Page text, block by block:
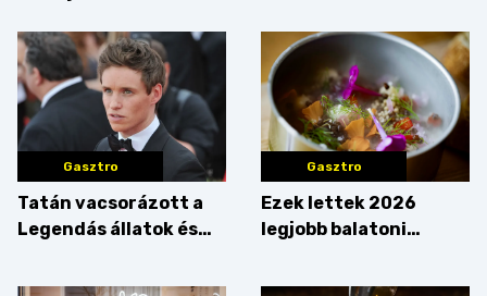
Gasztro
Tatán vacsorázott a
Legendás állatok és
Gasztro
Ezek lettek 2026
legjobb balatoni
végigkóstoltuk a